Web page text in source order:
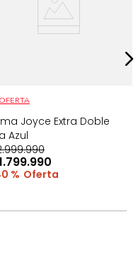
OFERTA
Joyce Extra Doble
Azul
.999.990
.799.990
%